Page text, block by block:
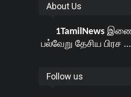
About Us
1TamilNews
பல்வேறு தேசிய பிரச ...
Follow us